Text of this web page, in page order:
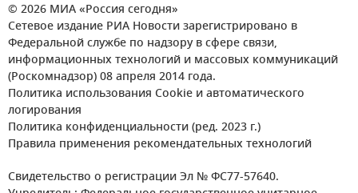
© 2026 МИА «Россия сегодня»
Сетевое издание РИА Новости зарегистрировано в
Федеральной службе по надзору в сфере связи,
информационных технологий и массовых коммуникаций
(Роскомнадзор) 08 апреля 2014 года.
Политика использования Cookie и автоматического
логирования
Политика конфиденциальности (ред. 2023 г.)
Правила применения рекомендательных технологий
Свидетельство о регистрации Эл № ФС77-57640.